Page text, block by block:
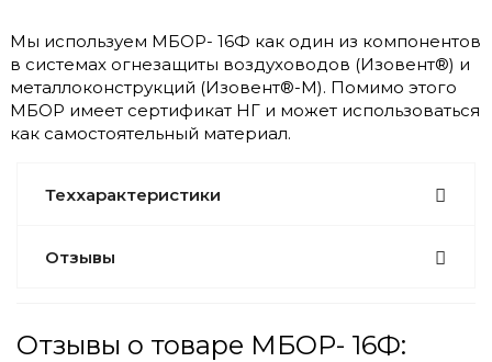
Мы используем МБОР- 16Ф как один из компонентов
в системах огнезащиты воздуховодов (Изовент®) и
металлоконструкций (Изовент®-М). Помимо этого
МБОР имеет сертификат НГ и может использоваться
как самостоятельный материал.
Теххарактеристики
Отзывы
Отзывы о товаре МБОР- 16Ф: